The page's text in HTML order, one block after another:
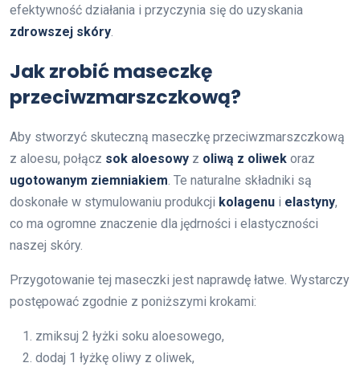
efektywność działania i przyczynia się do uzyskania
zdrowszej skóry.
Jak zrobić maseczkę
przeciwzmarszczkową?
Aby stworzyć skuteczną maseczkę przeciwzmarszczkową
z aloesu, połącz sok aloesowy z oliwą z oliwek oraz
ugotowanym ziemniakiem. Te naturalne składniki są
doskonałe w stymulowaniu produkcji kolagenu i elastyny,
co ma ogromne znaczenie dla jędrności i elastyczności
naszej skóry.
Przygotowanie tej maseczki jest naprawdę łatwe. Wystarczy
postępować zgodnie z poniższymi krokami:
zmiksuj 2 łyżki soku aloesowego,
dodaj 1 łyżkę oliwy z oliwek,